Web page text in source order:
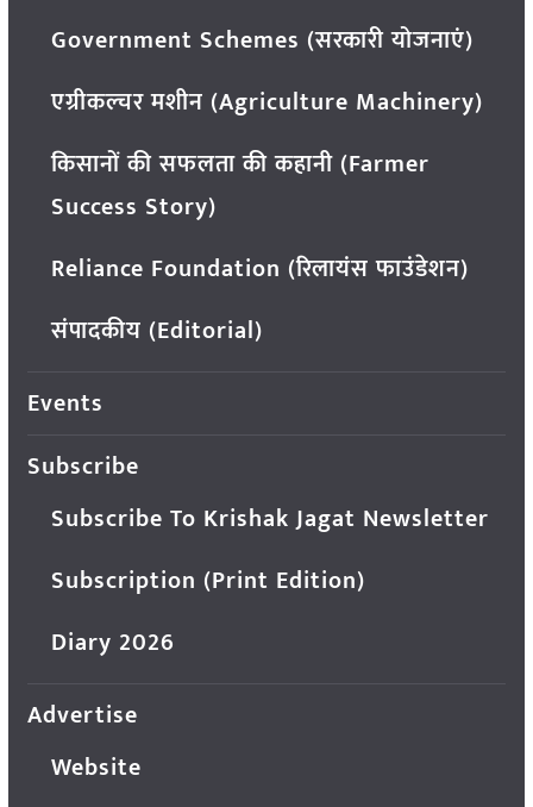
Government Schemes (सरकारी योजनाएं)
एग्रीकल्चर मशीन (Agriculture Machinery)
किसानों की सफलता की कहानी (Farmer
Success Story)
Reliance Foundation (रिलायंस फाउंडेशन)
संपादकीय (Editorial)
Events
Subscribe
Subscribe To Krishak Jagat Newsletter
Subscription (Print Edition)
Diary 2026
Advertise
Website